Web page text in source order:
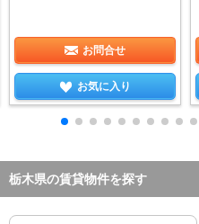
お問合せ
お気に入り
栃木県の賃貸物件を探す